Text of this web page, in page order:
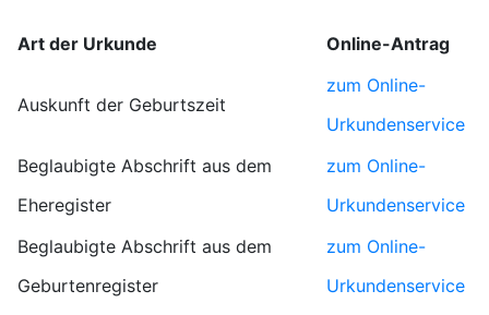
Art der Urkunde Online-Antrag
Auskunft der Geburtszeit
zum Online-
Urkundenservice
Beglaubigte Abschrift aus dem
Eheregister
zum Online-
Urkundenservice
Beglaubigte Abschrift aus dem
Geburtenregister
zum Online-
Urkundenservice